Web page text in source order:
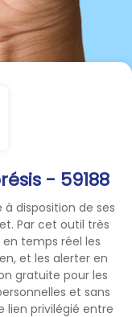
- 59188
disposition de ses
Par cet outil très
temps réel les
et les alerter en
gratuite pour les
et sans
lien privilégié entre